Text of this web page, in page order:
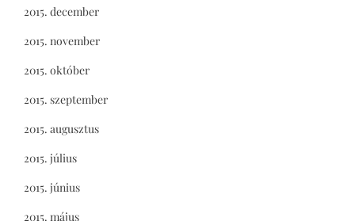
2015. december
2015. november
2015. október
2015. szeptember
2015. augusztus
2015. július
2015. június
2015. május